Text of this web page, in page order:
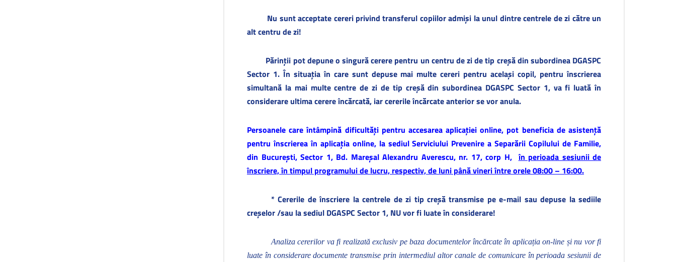
Nu sunt acceptate cereri privind transferul copiilor admiși la unul dintre centrele de zi către un
alt centru de zi!
Părinții pot depune o singură cerere pentru un centru de zi de tip creșă din subordinea DGASPC
Sector 1. În situația în care sunt depuse mai multe cereri pentru același copil, pentru înscrierea
simultană la mai multe centre de zi de tip creșă din subordinea DGASPC Sector 1, va fi luată în
considerare ultima cerere încărcată, iar cererile încărcate anterior se vor anula.
Persoanele care întâmpină dificultăți pentru accesarea aplicației online, pot beneficia de asistență
pentru înscrierea în aplicația online, la sediul Serviciului Prevenire a Separării Copilului de Familie,
din București, Sector 1, Bd. Mareșal Alexandru Averescu, nr. 17, corp H, în perioada sesiunii de
înscriere, în timpul programului de lucru, respectiv, de luni până vineri între orele 08:00 – 16:00.
* Cererile de înscriere la centrele de zi tip creșă transmise pe e-mail sau depuse la sediile
creșelor /sau la sediul DGASPC Sector 1, NU vor fi luate în considerare!
Analiza cererilor va fi realizată exclusiv pe baza documentelor încărcate în aplicația on-line și nu vor fi
luate în considerare documente transmise prin intermediul altor canale de comunicare în perioada sesiunii de